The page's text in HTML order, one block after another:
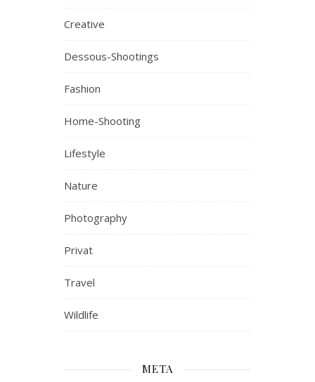
Creative
Dessous-Shootings
Fashion
Home-Shooting
Lifestyle
Nature
Photography
Privat
Travel
Wildlife
META